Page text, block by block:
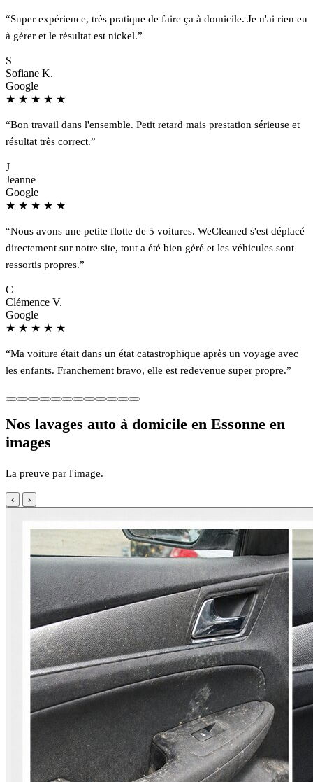
“Super expérience, très pratique de faire ça à domicile. Je n'ai rien eu
à gérer et le résultat est nickel.”
S
Sofiane K.
Google
★ ★ ★ ★ ★
“Bon travail dans l'ensemble. Petit retard mais prestation sérieuse et
résultat très correct.”
J
Jeanne
Google
★ ★ ★ ★ ★
“Nous avons une petite flotte de 5 voitures. WeCleaned s'est déplacé
directement sur notre site, tout a été bien géré et les véhicules sont
ressortis propres.”
C
Clémence V.
Google
★ ★ ★ ★ ★
“Ma voiture était dans un état catastrophique après un voyage avec
les enfants. Franchement bravo, elle est redevenue super propre.”
Nos lavages auto à domicile en Essonne en
images
La preuve par l'image.
‹ ›